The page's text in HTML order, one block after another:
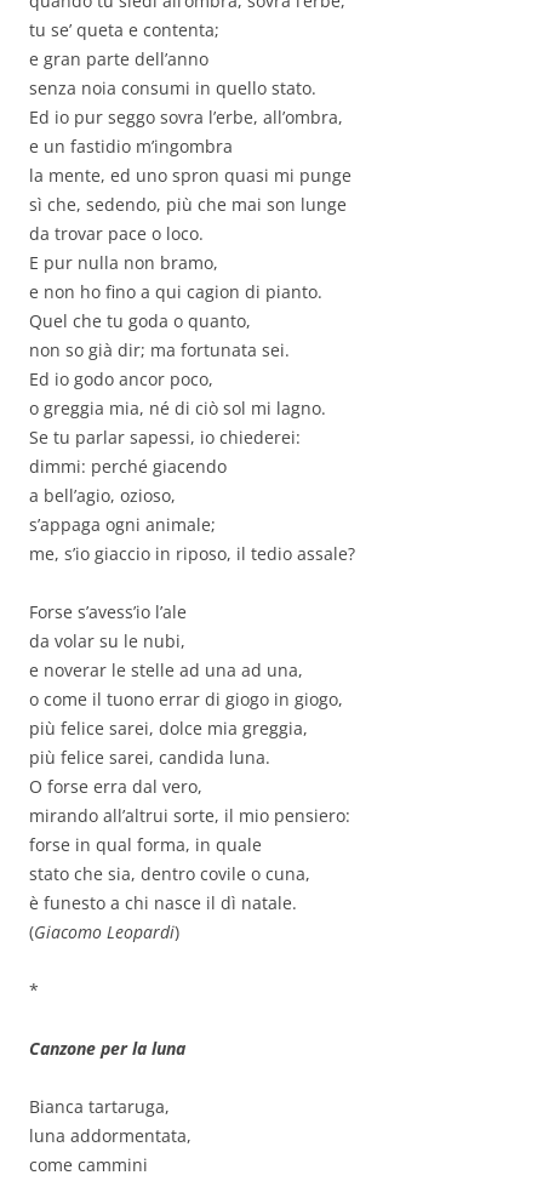
tu se’ queta e contenta;
e gran parte dell’anno
senza noia consumi in quello stato.
Ed io pur seggo sovra l’erbe, all’ombra,
e un fastidio m’ingombra
la mente, ed uno spron quasi mi punge
sì che, sedendo, più che mai son lunge
da trovar pace o loco.
E pur nulla non bramo,
e non ho fino a qui cagion di pianto.
Quel che tu goda o quanto,
non so già dir; ma fortunata sei.
Ed io godo ancor poco,
o greggia mia, né di ciò sol mi lagno.
Se tu parlar sapessi, io chiederei:
dimmi: perché giacendo
a bell’agio, ozioso,
s’appaga ogni animale;
me, s’io giaccio in riposo, il tedio assale?
Forse s’avess’io l’ale
da volar su le nubi,
e noverar le stelle ad una ad una,
o come il tuono errar di giogo in giogo,
più felice sarei, dolce mia greggia,
più felice sarei, candida luna.
O forse erra dal vero,
mirando all’altrui sorte, il mio pensiero:
forse in qual forma, in quale
stato che sia, dentro covile o cuna,
è funesto a chi nasce il dì natale.
(Giacomo Leopardi)
*
Canzone per la luna
Bianca tartaruga,
luna addormentata,
come cammini